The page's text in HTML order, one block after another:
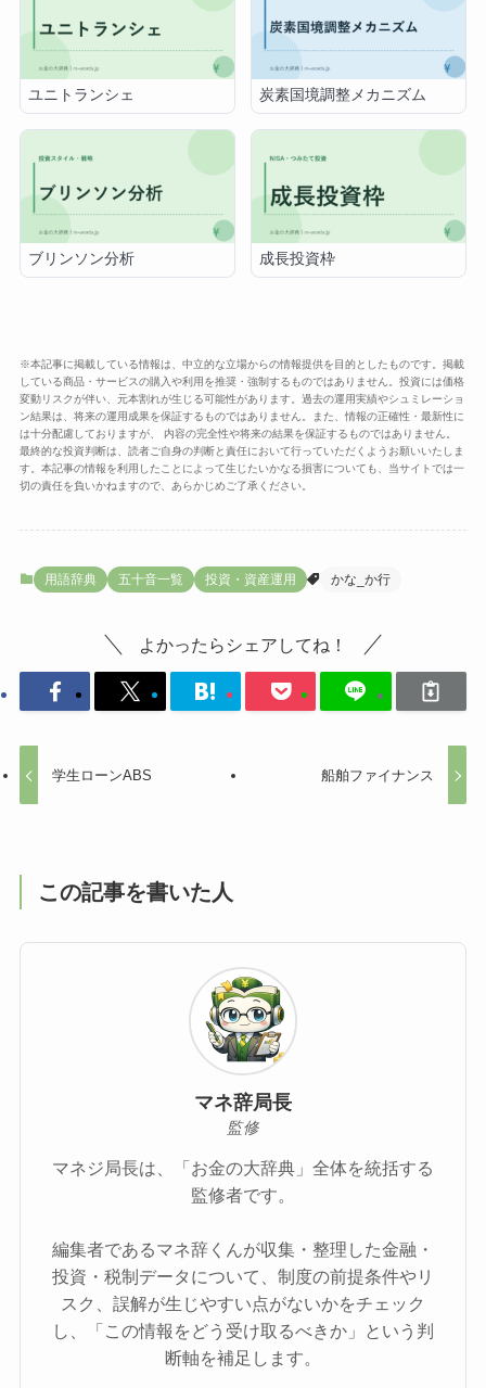
ユニトランシェ 炭素国境調整メカニズム
ブリンソン分析 成長投資枠
※本記事に掲載している情報は、中立的な立場からの情報提供を目的としたものです。掲載
している商品・サービスの購入や利用を推奨・強制するものではありません。投資には価格
変動リスクが伴い、元本割れが生じる可能性があります。過去の運用実績やシュミレーショ
ン結果は、将来の運用成果を保証するものではありません。また、情報の正確性・最新性に
は十分配慮しておりますが、 内容の完全性や将来の結果を保証するものではありません。
最終的な投資判断は、読者ご自身の判断と責任において行っていただくようお願いいたしま
す。本記事の情報を利用したことによって生じたいかなる損害についても、当サイトでは一
切の責任を負いかねますので、あらかじめご了承ください。
用語辞典 五十音一覧 投資・資産運用 かな_か行
よかったらシェアしてね！
学生ローンABS 船舶ファイナンス
この記事を書いた人
マネ辞局長
監修
マネジ局長は、「お金の大辞典」全体を統括する
監修者です。
編集者であるマネ辞くんが収集・整理した金融・
投資・税制データについて、制度の前提条件やリ
スク、誤解が生じやすい点がないかをチェック
し、「この情報をどう受け取るべきか」という判
断軸を補足します。